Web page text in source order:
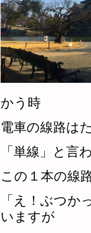
かう時
電車の線路は
「単線」と言
この１本の線
「え！ぶつか
いますが